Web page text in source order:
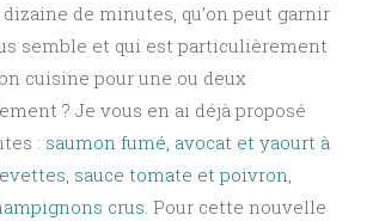
de minutes, qu’on peut garnir
semble et qui est particulièrement
cuisine pour une ou deux
? Je vous en ai déjà proposé
: saumon fumé, avocat et yaourt à
sauce tomate et poivron,
crus. Pour cette nouvelle